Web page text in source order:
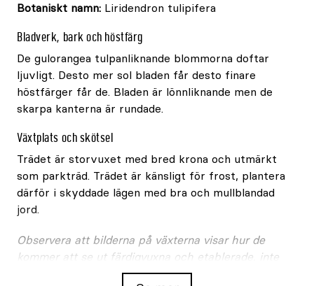
Botaniskt namn: Liridendron tulipifera
Bladverk, bark och höstfärg
De gulorangea tulpanliknande blommorna doftar
ljuvligt. Desto mer sol bladen får desto finare
höstfärger får de. Bladen är lönnliknande men de
skarpa kanterna är rundade.
Växtplats och skötsel
Trädet är storvuxet med bred krona och utmärkt
som parkträd. Trädet är känsligt för frost, plantera
därför i skyddade lägen med bra och mullblandad
jord.
Observera att bilderna på växterna visar hur de
kommer att se ut färdigvuxna och etablerade, inte
hur de ser ut vid leverans.